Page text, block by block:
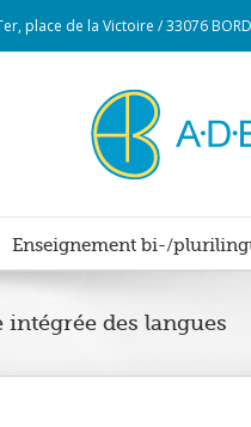
place de la Victoire / 33076
Enseignement bi-/
des langues